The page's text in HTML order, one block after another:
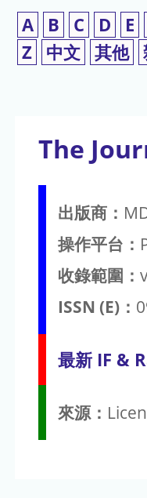
使
用
索
詞
A B C D E
Z
中文 其他
The
出版商：
操作平台：
收錄範圍：
ISSN (E)：
最新 IF &
來源：